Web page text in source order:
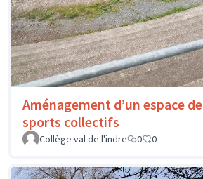
Aménagement d’un espace de
sports collectifs
Collège val de l'indre
0 0